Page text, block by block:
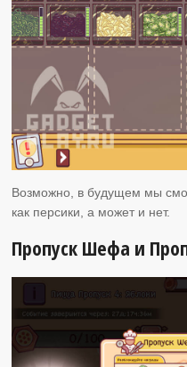
Возможно, в будущем мы
как персики, а может и нет.
Пропуск Шефа и